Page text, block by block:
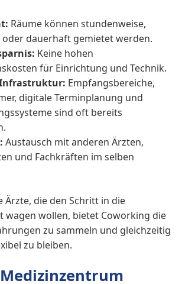
Räume können stundenweise,
oder dauerhaft gemietet werden.
Keine hohen
für Einrichtung und Technik.
Empfangsbereiche,
digitale Terminplanung und
sind oft bereits
Austausch mit anderen Ärzten,
und Fachkräften im selben
Ärzte, die den Schritt in die
wagen wollen, bietet Coworking die
zu sammeln und gleichzeitig
zu bleiben.